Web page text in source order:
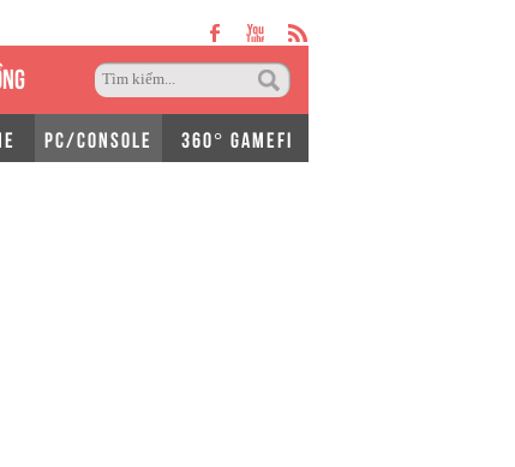
PC/CONSOLE 360° GAMEFI